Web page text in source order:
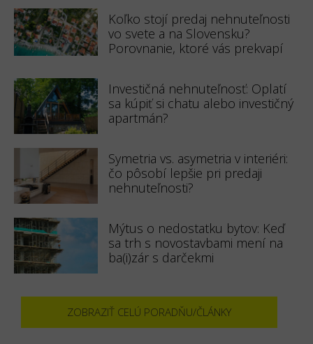
Koľko stojí predaj nehnuteľnosti
vo svete a na Slovensku?
Porovnanie, ktoré vás prekvapí
Investičná nehnuteľnosť: Oplatí
sa kúpiť si chatu alebo investičný
apartmán?
Symetria vs. asymetria v interiéri:
čo pôsobí lepšie pri predaji
nehnuteľnosti?
Mýtus o nedostatku bytov: Keď
sa trh s novostavbami mení na
ba(i)zár s darčekmi
ZOBRAZIŤ CELÚ PORADŇU/ČLÁNKY